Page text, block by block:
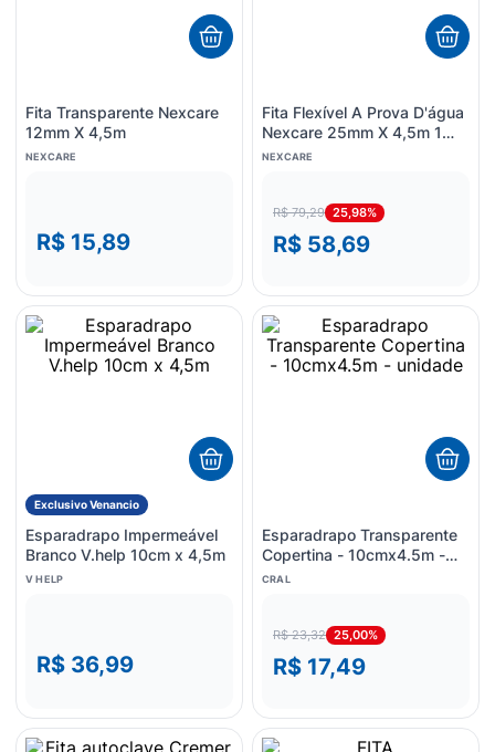
Fita Transparente Nexcare
12mm X 4,5m
NEXCARE
R$ 15,89
Fita Flexível A Prova D'água
Nexcare 25mm X 4,5m 1
Unidade
NEXCARE
R$ 79,29 25,98%
R$ 58,69
Exclusivo Venancio
Esparadrapo Impermeável
Branco V.help 10cm x 4,5m
V HELP
R$ 36,99
Esparadrapo Transparente
Copertina - 10cmx4.5m -
unidade
CRAL
R$ 23,32 25,00%
R$ 17,49